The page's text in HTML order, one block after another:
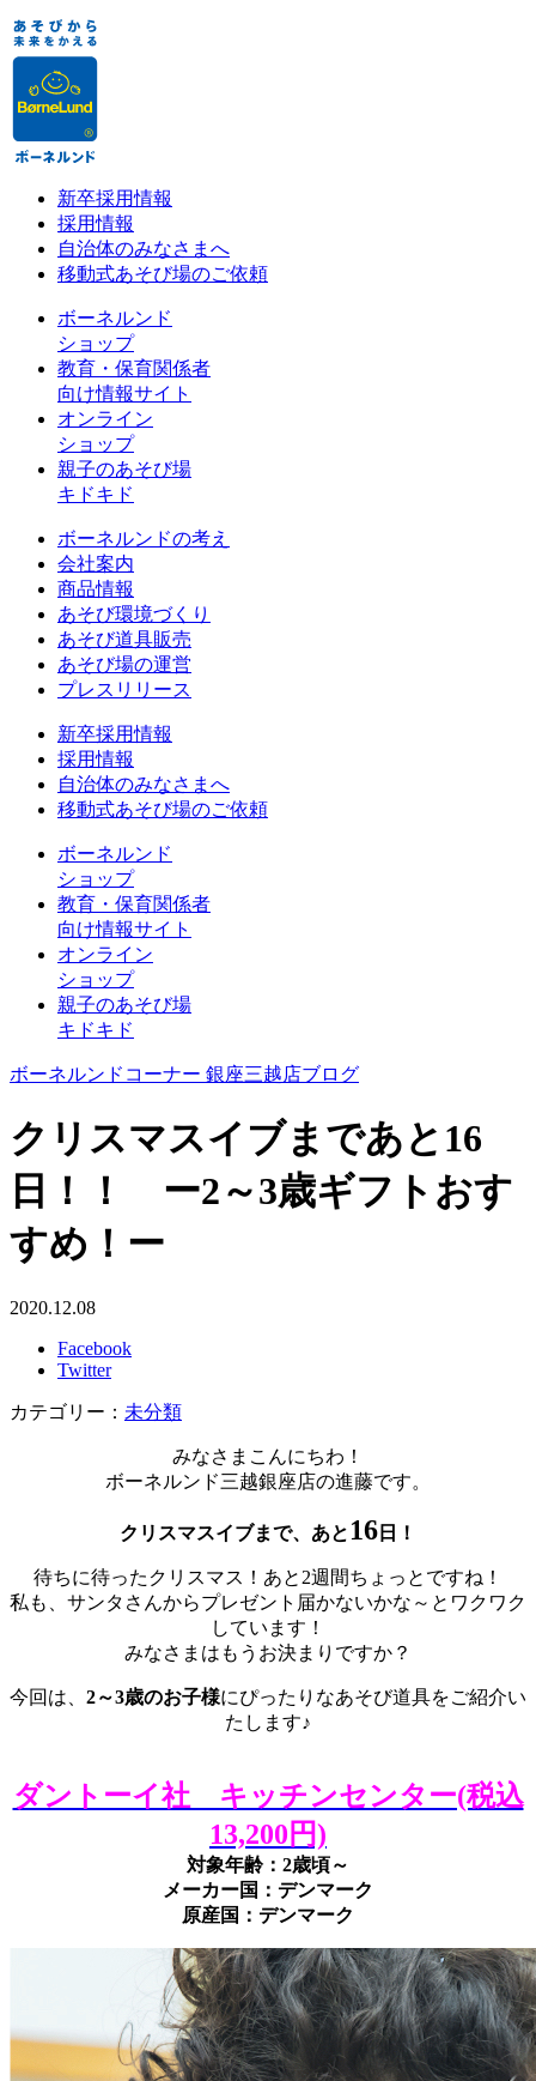
新卒採用情報
採用情報
自治体のみなさまへ
移動式あそび場のご依頼
ボーネルンド
ショップ
教育・保育関係者
向け情報サイト
オンライン
ショップ
親子のあそび場
キドキド
ボーネルンドの考え
会社案内
商品情報
あそび環境づくり
あそび道具販売
あそび場の運営
プレスリリース
新卒採用情報
採用情報
自治体のみなさまへ
移動式あそび場のご依頼
ボーネルンド
ショップ
教育・保育関係者
向け情報サイト
オンライン
ショップ
親子のあそび場
キドキド
ボーネルンドコーナー 銀座三越店ブログ
クリスマスイブまであと16
日！！ ー2～3歳ギフトおす
すめ！ー
2020.12.08
Facebook
Twitter
カテゴリー： 未分類
みなさまこんにちわ！
ボーネルンド三越銀座店の進藤です。
クリスマスイブまで、あと 16 日！
待ちに待ったクリスマス！あと2週間ちょっとですね！
私も、サンタさんからプレゼント届かないかな～とワクワク
しています！
みなさまはもうお決まりですか？
今回は、 2～3歳のお子様にぴったりなあそび道具をご紹介い
たします♪
ダントーイ社 キッチンセンター(税込
13,200円)
対象年齢：2歳頃～
メーカー国：デンマーク
原産国：デンマーク